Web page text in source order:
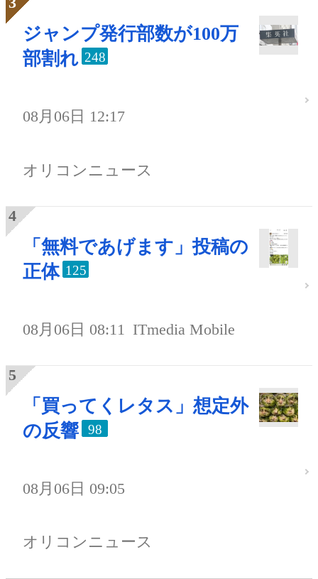
ジャンプ発行部数が100万
部割れ 248
08月06日 12:17
オリコンニュース
「無料であげます」投稿の
正体 125
08月06日 08:11 ITmedia Mobile
「買ってくレタス」想定外
の反響
98
08月06日 09:05
オリコンニュース